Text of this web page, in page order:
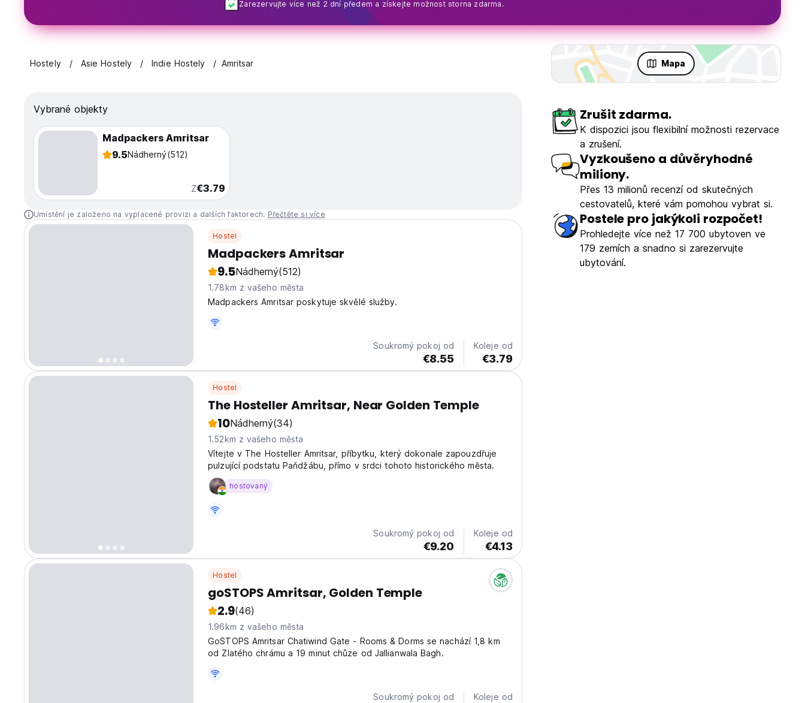
Zarezervujte více než 2 dní předem a získejte možnost storna zdarma.
Hostely Asie Hostely Indie Hostely Amritsar Mapa
Vybrané objekty
Madpackers Amritsar
9.5Nádherný(512)
Z€3.79
Umístění je založeno na vyplacené provizi a dalších faktorech. Přečtěte si více
Hostel
Madpackers Amritsar
9.5Nádherný(512)
1.78km z vašeho města
Madpackers Amritsar poskytuje skvělé služby.
Soukromý pokoj od
€8.55
Koleje od
€3.79
Hostel
The Hosteller Amritsar, Near Golden Temple
10Nádherný(34)
1.52km z vašeho města
Vítejte v The Hosteller Amritsar, příbytku, který dokonale zapouzdřuje
pulzující podstatu Paňdžábu, přímo v srdci tohoto historického města.
hostovaný
Soukromý pokoj od
€9.20
Koleje od
€4.13
Hostel
goSTOPS Amritsar, Golden Temple
2.9(46)
1.96km z vašeho města
GoSTOPS Amritsar Chatiwind Gate - Rooms & Dorms se nachází 1,8 km
od Zlatého chrámu a 19 minut chůze od Jallianwala Bagh.
Soukromý pokoj od Koleje od
Zrušit zdarma.
K dispozici jsou flexibilní možnosti rezervace
a zrušení.
Vyzkoušeno a důvěryhodné
miliony.
Přes 13 milionů recenzí od skutečných
cestovatelů, které vám pomohou vybrat si.
Postele pro jakýkoli rozpočet!
Prohledejte více než 17 700 ubytoven ve
179 zemích a snadno si zarezervujte
ubytování.